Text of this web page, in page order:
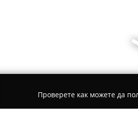
Проверете как можете да